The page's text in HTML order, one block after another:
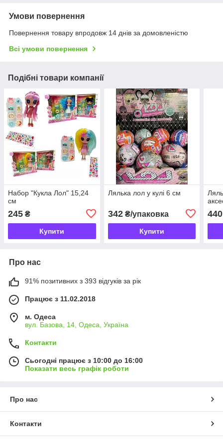
Умови повернення
Повернення товару впродовж 14 днів за домовленістю
Всі умови повернення
Подібні товари компанії
Набор "Кукла Лол" 15,24
см
245 ₴
Купити
Лялька лол у кулі 6 см
342₴/упаковка
Купити
440
Про нас
91% позитивних з 393 відгуків за рік
Працює з 11.02.2018
м. Одеса
вул. Базова, 14, Одеса, Україна
Контакти
Сьогодні працює з 10:00 до 16:00
Показати весь графік роботи
Про нас
Контакти